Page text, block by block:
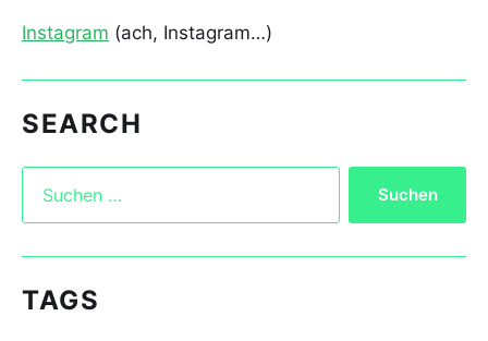
Instagram (ach, Instagram…)
SEARCH
TAGS